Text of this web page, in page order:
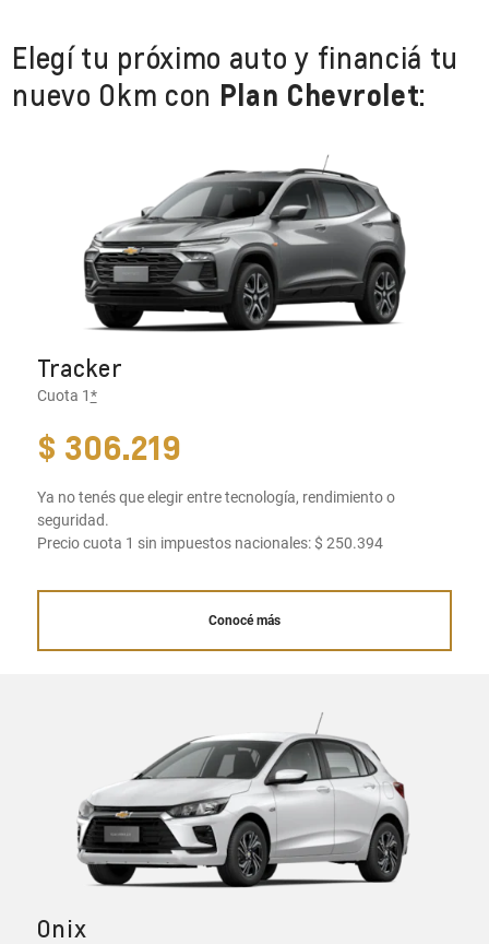
Elegí tu próximo auto y financiá tu
nuevo 0km con Plan Chevrolet:
Tracker
Cuota 1*
$ 306.219
Ya no tenés que elegir entre tecnología, rendimiento o
seguridad.
Precio cuota 1 sin impuestos nacionales: $ 250.394
Conocé más
Onix